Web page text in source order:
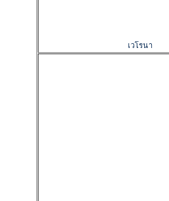
เวโรนา